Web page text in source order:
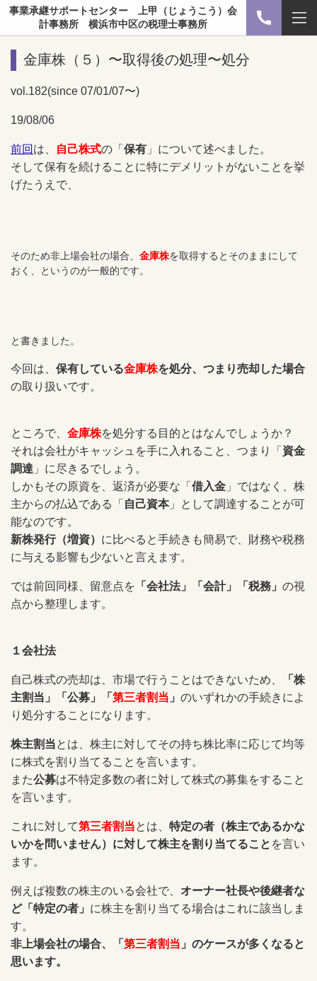
事業承継サポートセンター 上甲（じょうこう）会
計事務所 横浜市中区の税理士事務所
金庫株（５）〜取得後の処理〜処分
vol.182(since 07/01/07〜)
19/08/06
前回 は、 自己株式の「 保有 」について述べました。
そして保有を続けることに特にデメリットがないことを挙
げたうえで、
そのため非上場会社の場合、 金庫株を取得するとそのままにして
おく、というのが一般的です。
と書きました。
今回は、 保有している金庫株を処分、つまり売却した場合
の取り扱いです。
ところで、 金庫株を処分する目的とはなんでしょうか？
それは会社がキャッシュを手に入れること、つまり「 資金
調達 」に尽きるでしょう。
しかもその原資を、返済が必要な「 借入金 」ではなく、株
主からの払込である「 自己資本」として調達することが可
能なのです。
新株発行（増資） に比べると手続きも簡易で、財務や税務
に与える影響も少ないと言えます。
では前回同様、留意点を 「会社法」「会計」「税務」 の視
点から整理します。
１会社法
自己株式の売却は、市場で行うことはできないため、
「株
主割当」「公募」「 第三者割当 」 のいずれかの手続きによ
り処分することになります。
株主割当とは、株主に対してその持ち株比率に応じて均等
に株式を割り当てることを言います。
また公募は不特定多数の者に対して株式の募集をすること
を言います。
これに対して第三者割当とは、 特定の者（株主であるかな
いかを問いません）に対して株主を割り当てること を言い
ます。
例えば複数の株主のいる会社で、 オーナー社長や後継者な
ど「特定の者」 に株主を割り当てる場合はこれに該当しま
す。
非上場会社の場合、「 第三者割当 」のケースが多くなると
思います。